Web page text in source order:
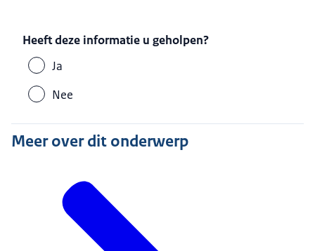
Heeft deze informatie u geholpen?
Ja
Nee
Meer over dit onderwerp